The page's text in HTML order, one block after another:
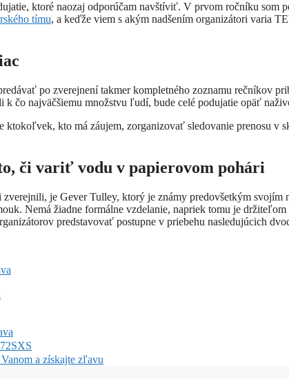
ktoré naozaj odporúčam navštíviť. V prvom ročníku som
tímu, a keďže viem s akým nadšením organizátori varia
po zverejnení takmer kompletného zoznamu rečníkov
čo najväčšiemu množstvu ľudí, bude celé podujatie opäť
ktokoľvek, kto má záujem, zorganizovať sledovanie prenosu v
či variť vodu v papierovom pohári
je Gever Tulley, ktorý je známy predovšetkým svojím
Nemá žiadne formálne vzdelanie, napriek tomu je
predstavovať postupne v priebehu nasledujúcich
a získajte zľavu